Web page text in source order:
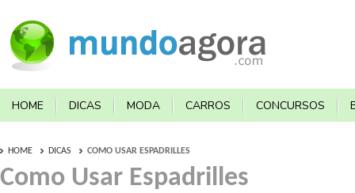
HOME DICAS MODA CARROS CONCURSOS
HOME DICAS COMO USAR ESPADRILLES
Como Usar Espadrilles